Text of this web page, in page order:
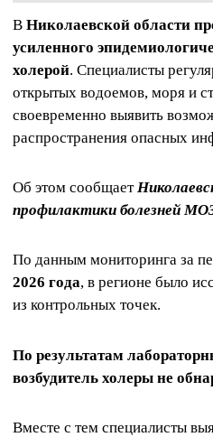
В Николаевской области
усиленного
холерой. Специалисты
открытых водоемов, моря и
своевременно выявить
распространения опасных
Об этом сообщает
профилактики болезней
По данным мониторинга за
2026 года, в регионе было
из контрольных точек.
По результатам
возбудитель холеры не
Вместе с тем специалисты